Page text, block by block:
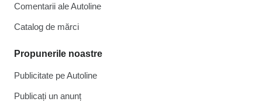
Comentarii ale Autoline
Catalog de mărcі
Propunerile noastre
Publicitate pe Autoline
Publicați un anunț